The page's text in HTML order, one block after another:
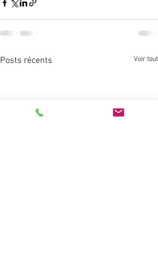
Posts récents Voir tout